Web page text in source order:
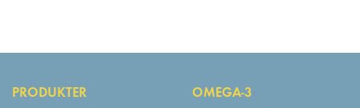
PRODUKTER OMEGA-3